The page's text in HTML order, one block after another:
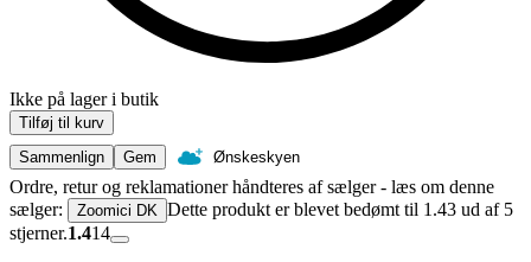
Ikke på lager i butik
Tilføj til kurv
Sammenlign
Gem Ønskeskyen
Ordre, retur og reklamationer håndteres af sælger - læs om denne
sælger:
Zoomici DK Dette produkt er blevet bedømt til 1.43 ud af 5
stjerner.1.414